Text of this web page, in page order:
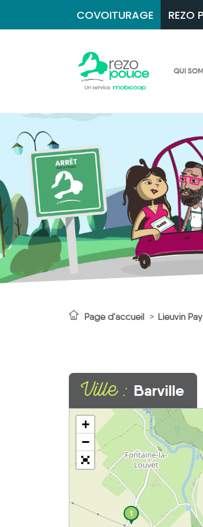
COVOITURAGE REZO
QUI
Page d'accueil Lieuvin
Ville : Barville
1
+
−